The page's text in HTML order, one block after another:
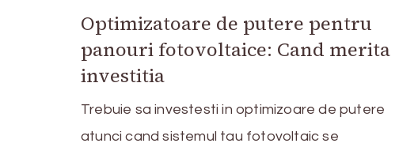
Optimizatoare de putere pentru
panouri fotovoltaice: Cand merita
investitia
Trebuie sa investesti in optimizoare de putere
atunci cand sistemul tau fotovoltaic se